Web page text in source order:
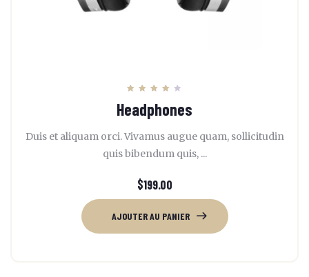
4.00
sur 5
Headphones
Duis et aliquam orci. Vivamus augue quam, sollicitudin
quis bibendum quis, ...
$199.00
AJOUTER AU PANIER